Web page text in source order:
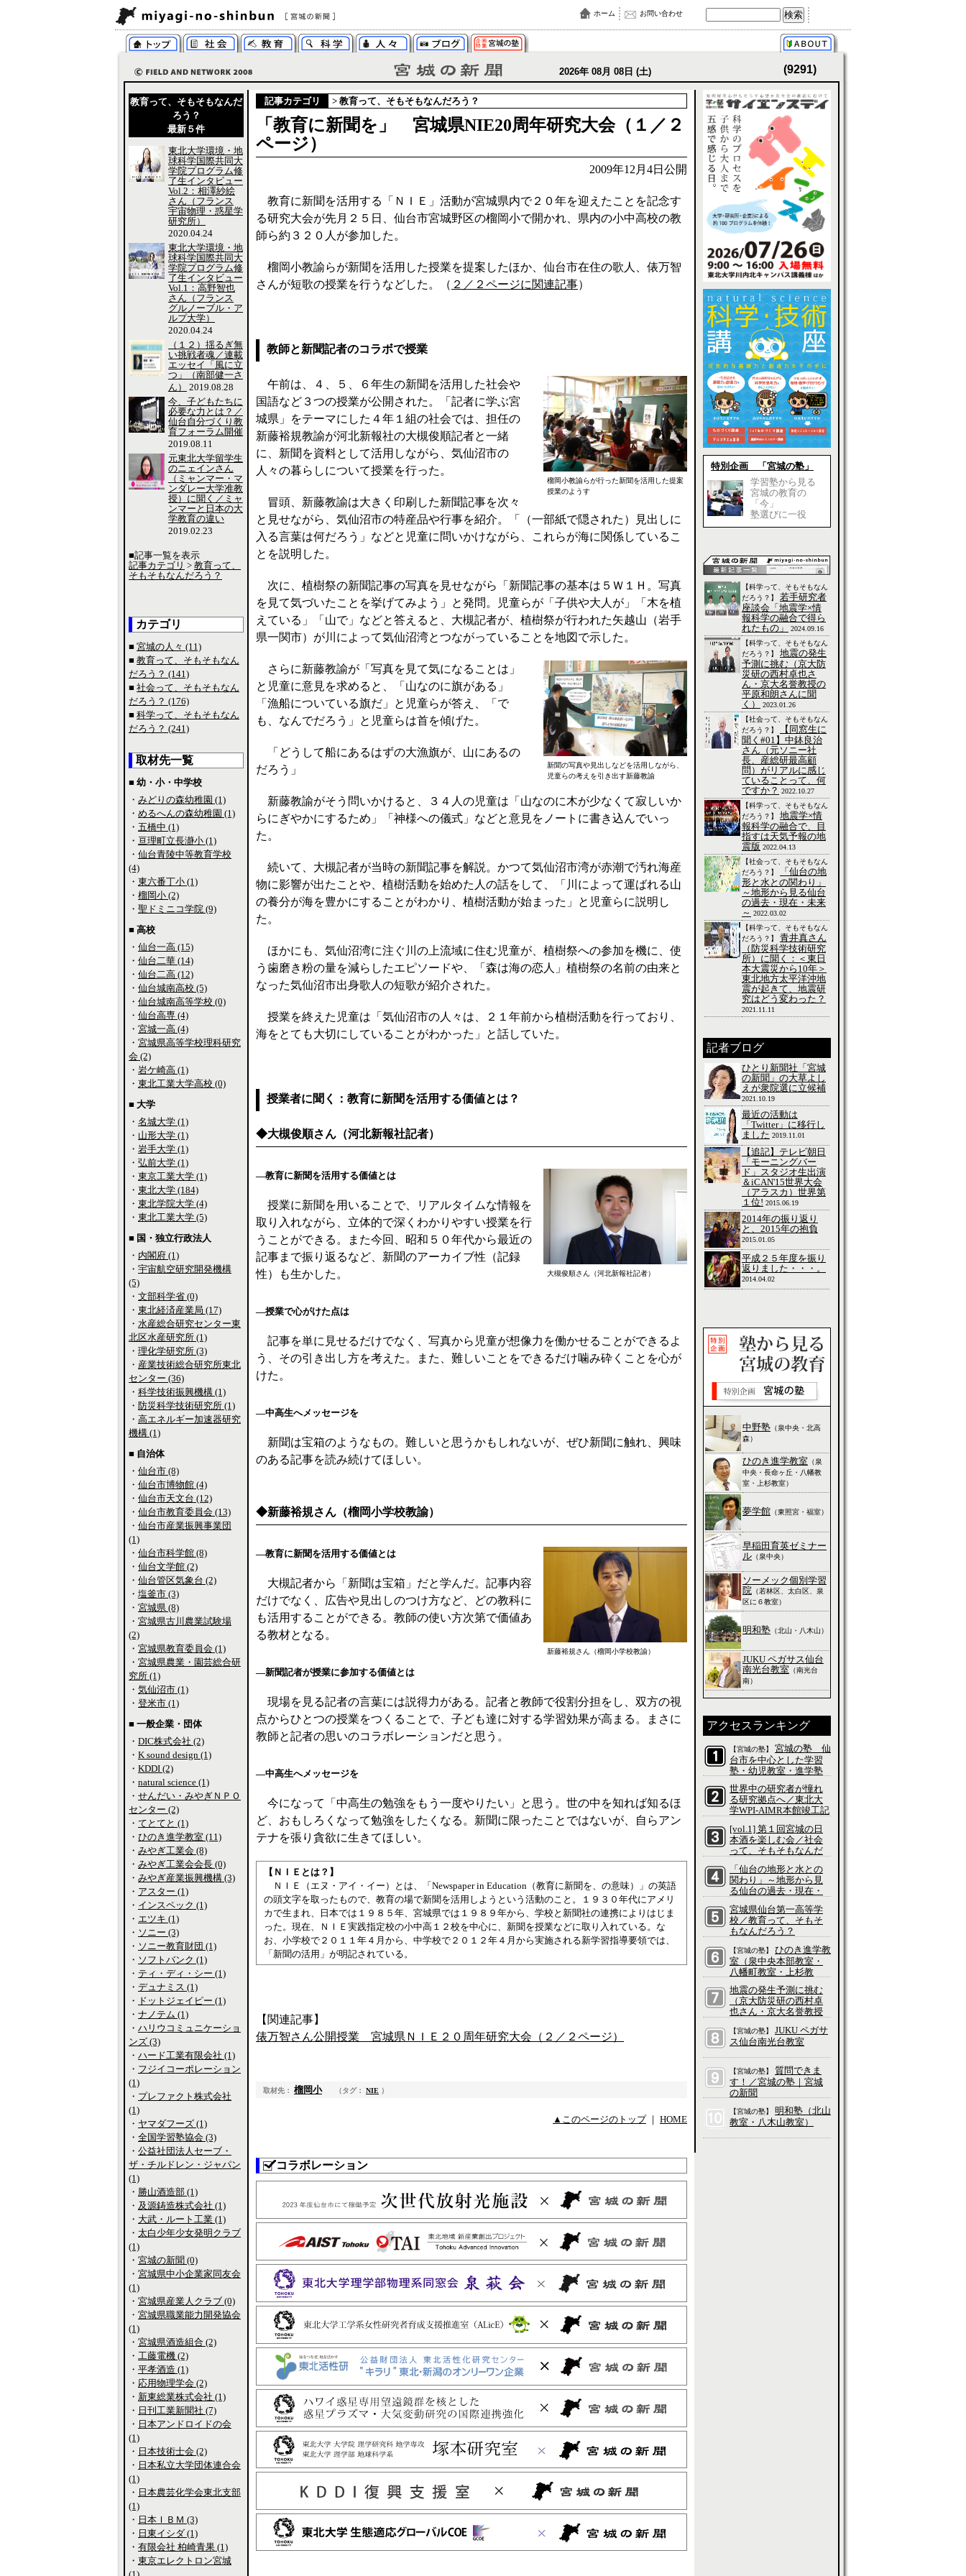
ホーム お問い合わせ
(9291)
2026年 08月 08日 (土)
記事カテゴリ > 教育って、そもそもなんだろう？
「教育に新聞を」 宮城県NIE20周年研究大会（１／２
ページ）
2009年12月4日公開
教育に新聞を活用する「ＮＩＥ」活動が宮城県内で２０年を迎えたことを記念す
る研究大会が先月２５日、仙台市宮城野区の榴岡小で開かれ、県内の小中高校の教
師ら約３２０人が参加した。
榴岡小教諭らが新聞を活用した授業を提案したほか、仙台市在住の歌人、俵万智
さんが短歌の授業を行うなどした。（ ２／２ページに関連記事）
教師と新聞記者のコラボで授業
榴岡小教諭らが行った新聞を活用した提案
授業のようす
午前は、４、５、６年生の新聞を活用した社会や
国語など３つの授業が公開された。「記者に学ぶ宮
城県」をテーマにした４年１組の社会では、担任の
新藤裕規教諭が河北新報社の大槻俊順記者と一緒
に、新聞を資料として活用しながら、気仙沼市の
人々の暮らしについて授業を行った。
冒頭、新藤教諭は大きく印刷した新聞記事を次々
と見せながら、気仙沼市の特産品や行事を紹介。「（一部紙で隠された）見出しに
入る言葉は何だろう」などと児童に問いかけながら、これらが海に関係しているこ
とを説明した。
次に、植樹祭の新聞記事の写真を見せながら「新聞記事の基本は５Ｗ１Ｈ。写真
を見て気づいたことを挙げてみよう」と発問。児童らが「子供や大人が」「木を植
えている」「山で」などと答えると、大槻記者が、植樹祭が行われた矢越山（岩手
県一関市）が川によって気仙沼湾とつながっていることを地図で示した。
新聞の写真や見出しなどを活用しながら、
児童らの考えを引き出す新藤教諭
さらに新藤教諭が「写真を見て気になることは」
と児童に意見を求めると、「山なのに旗がある」
「漁船についている旗だ」と児童らが答え、「で
も、なんでだろう」と児童らは首を傾げた。
「どうして船にあるはずの大漁旗が、山にあるの
だろう」
新藤教諭がそう問いかけると、３４人の児童は「山なのに木が少なくて寂しいか
らにぎやかにするため」「神様への儀式」などと意見をノートに書き込んでいっ
た。
続いて、大槻記者が当時の新聞記事を解説。かつて気仙沼市湾が赤潮で汚れ海産
物に影響が出たことや、植樹活動を始めた人の話をして、「川によって運ばれる山
の養分が海を豊かにすることがわかり、植樹活動が始まった」と児童らに説明し
た。
ほかにも、気仙沼湾に注ぐ川の上流域に住む児童が、植樹祭への参加を機に、使
う歯磨き粉の量を減らしたエピソードや、「森は海の恋人」植樹祭の名前の由来と
なった気仙沼市出身歌人の短歌が紹介された。
授業を終えた児童は「気仙沼市の人々は、２１年前から植樹活動を行っており、
海をとても大切にしていることがわかった」と話していた。
授業者に聞く：教育に新聞を活用する価値とは？
◆大槻俊順さん（河北新報社記者）
大槻俊順さん（河北新報社記者）
―教育に新聞を活用する価値とは
授業に新聞を用いることで、リアルタイムな情報を
取り入れながら、立体的で深くわかりやすい授業を行
うことができる。また今回、昭和５０年代から最近の
記事まで振り返るなど、新聞のアーカイブ性（記録
性）も生かした。
―授業で心がけた点は
記事を単に見せるだけでなく、写真から児童が想像力を働かせることができるよ
う、その引き出し方を考えた。また、難しいことをできるだけ噛み砕くことを心が
けた。
―中高生へメッセージを
新聞は宝箱のようなもの。難しいと思うかもしれないが、ぜひ新聞に触れ、興味
のある記事を読み続けてほしい。
◆新藤裕規さん（榴岡小学校教諭）
新藤裕規さん（榴岡小学校教諭）
―教育に新聞を活用する価値とは
大槻記者から「新聞は宝箱」だと学んだ。記事内容
だけでなく、広告や見出しのつけ方など、どの教科に
も活用することができる。教師の使い方次第で価値あ
る教材となる。
―新聞記者が授業に参加する価値とは
現場を見る記者の言葉には説得力がある。記者と教師で役割分担をし、双方の視
点からひとつの授業をつくることで、子ども達に対する学習効果が高まる。まさに
教師と記者の思いのコラボレーションだと思う。
―中高生へメッセージを
今になって「中高生の勉強をもう一度やりたい」と思う。世の中を知れば知るほ
ど、おもしろくなって勉強をしたくなる。新聞に限ったことではないが、自らアン
テナを張り貪欲に生きてほしい。
【ＮＩＥとは？】
ＮＩＥ（エヌ・アイ・イー）とは、「Newspaper in Education（教育に新聞を、の意味）」の英語
の頭文字を取ったもので、教育の場で新聞を活用しようという活動のこと。１９３０年代にアメリ
カで生まれ、日本では１９８５年、宮城県では１９８９年から、学校と新聞社の連携によりはじま
った。現在、ＮＩＥ実践指定校の小中高１２校を中心に、新聞を授業などに取り入れている。な
お、小学校で２０１１年４月から、中学校で２０１２年４月から実施される新学習指導要領では、
「新聞の活用」が明記されている。
【関連記事】
俵万智さん公開授業 宮城県ＮＩＥ２０周年研究大会（２／２ページ）
取材先： 榴岡小 （タグ： NIE ）
▲このページのトップ｜ HOME
コラボレーション
教育って、そもそもなんだ
ろう？
最新５件
東北大学環境・地
球科学国際共同大
学院プログラム修
了生インタビュー
Vol.2：相澤紗絵
さん（フランス
宇宙物理・惑星学
研究所）
2020.04.24
東北大学環境・地
球科学国際共同大
学院プログラム修
了生インタビュー
Vol.1：高野智也
さん（フランス
グルノーブル・ア
ルプ大学）
2020.04.24
（１２）揺るぎ無
い挑戦者魂／連載
エッセイ「風に立
つ」（南部健一さ
ん）
2019.08.28
今、子どもたちに
必要な力とは？／
仙台自分づくり教
育フォーラム開催
2019.08.11
元東北大学留学生
のニェインさん
（ミャンマー・マ
ンダレー大学准教
授）に聞く／ミャ
ンマーと日本の大
学教育の違い
2019.02.23
■記事一覧を表示
記事カテゴリ > 教育って、
そもそもなんだろう？
カテゴリ
■ 宮城の人々 (11)
■ 教育って、そもそもなん
だろう？ (141)
■ 社会って、そもそもなん
だろう？ (176)
■ 科学って、そもそもなん
だろう？ (241)
取材先一覧
■ 幼・小・中学校
・ みどりの森幼稚園 (1)
・ めるへんの森幼稚園 (1)
・ 五橋中 (1)
・ 亘理町立長瀞小 (1)
・ 仙台青陵中等教育学校
(4)
・ 東六番丁小 (1)
・ 榴岡小 (2)
・ 聖ドミニコ学院 (9)
■ 高校
・ 仙台一高 (15)
・ 仙台二華 (14)
・ 仙台二高 (12)
・ 仙台城南高校 (5)
・ 仙台城南高等学校 (0)
・ 仙台高専 (4)
・ 宮城一高 (4)
・ 宮城県高等学校理科研究
会 (2)
・ 岩ケ崎高 (1)
・ 東北工業大学高校 (0)
■ 大学
・ 名城大学 (1)
・ 山形大学 (1)
・ 岩手大学 (1)
・ 弘前大学 (1)
・ 東京工業大学 (1)
・ 東北大学 (184)
・ 東北学院大学 (4)
・ 東北工業大学 (5)
■ 国・独立行政法人
・ 内閣府 (1)
・ 宇宙航空研究開発機構
(5)
・ 文部科学省 (0)
・ 東北経済産業局 (17)
・ 水産総合研究センター東
北区水産研究所 (1)
・ 理化学研究所 (3)
・ 産業技術総合研究所東北
センター (36)
・ 科学技術振興機構 (1)
・ 防災科学技術研究所 (1)
・ 高エネルギー加速器研究
機構 (1)
■ 自治体
・ 仙台市 (8)
・ 仙台市博物館 (4)
・ 仙台市天文台 (12)
・ 仙台市教育委員会 (13)
・ 仙台市産業振興事業団
(1)
・ 仙台市科学館 (8)
・ 仙台文学館 (2)
・ 仙台管区気象台 (2)
・ 塩釜市 (3)
・ 宮城県 (8)
・ 宮城県古川農業試験場
(2)
・ 宮城県教育委員会 (1)
・ 宮城県農業・園芸総合研
究所 (1)
・ 気仙沼市 (1)
・ 登米市 (1)
■ 一般企業・団体
・ DIC株式会社 (2)
・ K sound design (1)
・ KDDI (2)
・ natural science (1)
・ せんだい・みやぎＮＰＯ
センター (2)
・ てとてと (1)
・ ひのき進学教室 (11)
・ みやぎ工業会 (8)
・ みやぎ工業会会長 (0)
・ みやぎ産業振興機構 (3)
・ アスター (1)
・ インスペック (1)
・ エツキ (1)
・ ソニー (3)
・ ソニー教育財団 (1)
・ ソフトバンク (1)
・ ティ・ディ・シー (1)
・ デュナミス (1)
・ ドットジェイピー (1)
・ ナノテム (1)
・ ハリウコミュニケーショ
ンズ (3)
・ ハード工業有限会社 (1)
・ フジイコーポレーション
(1)
・ プレファクト株式会社
(1)
・ ヤマダフーズ (1)
・ 全国学習塾協会 (3)
・ 公益社団法人セーブ・
ザ・チルドレン・ジャパン
(1)
・ 勝山酒造部 (1)
・ 及源鋳造株式会社 (1)
・ 大武・ルート工業 (1)
・ 太白少年少女発明クラブ
(1)
・ 宮城の新聞 (0)
・ 宮城県中小企業家同友会
(1)
・ 宮城県産業人クラブ (0)
・ 宮城県職業能力開発協会
(1)
・ 宮城県酒造組合 (2)
・ 工藤電機 (2)
・ 平孝酒造 (1)
・ 応用物理学会 (2)
・ 新東総業株式会社 (1)
・ 日刊工業新聞社 (7)
・ 日本アンドロイドの会
(1)
・ 日本技術士会 (2)
・ 日本私立大学団体連合会
(1)
・ 日本農芸化学会東北支部
(1)
・ 日本ＩＢＭ (3)
・ 日東イシダ (1)
・ 有限会社 柏崎青果 (1)
・ 東京エレクトロン宮城
特別企画 「宮城の塾」
学習塾から見る
宮城の教育の
「今」
塾選びに一役
【科学って、そもそもなん
だろう？】 若手研究者
座談会「地震学×情
報科学の融合で得ら
れたもの」
2024.09.16
【科学って、そもそもなん
だろう？】 地震の発生
予測に挑む（京大防
災研の西村卓也さ
ん・京大名誉教授の
平原和朗さんに聞
く）
2023.01.26
【社会って、そもそもなん
だろう？】
【同窓生に
聞く#01】中鉢良治
さん（元ソニー社
長、産総研最高顧
問）がリアルに感じ
ていることって、何
ですか？ 2022.10.27
【科学って、そもそもなん
だろう？】 地震学×情
報科学の融合で、目
指すは天気予報の地
震版 2022.04.13
【社会って、そもそもなん
だろう？】
「仙台の地
形と水との関わり」
～地形から見る仙台
の過去・現在・未来
～ 2022.03.02
【科学って、そもそもなん
だろう？】 青井真さん
（防災科学技術研究
所）に聞く：＜東日
本大震災から10年＞
東北地方太平洋沖地
震が起きて、地震研
究はどう変わった？
2021.11.11
記者ブログ
ひとり新聞社「宮城
の新聞」の大草よし
えが衆院選に立候補
2021.10.19
最近の活動は
「Twitter」に移行し
ました 2019.11.01
【追記】テレビ朝日
「モーニングバー
ド」スタジオ生出演
＆iCAN'15世界大会
（アラスカ）世界第
１位! 2015.06.19
2014年の振り返り
と、2015年の抱負
2015.01.05
平成２５年度を振り
返りました・・・。
2014.04.02
中野塾 （泉中央・北高
森）
ひのき進学教室 （泉
中央・長命ヶ丘・八幡教
室・上杉教室）
夢学館 （東照宮・福室）
早稲田育英ゼミナー
ル （泉中央）
ソーメック個別学習
院 （若林区、太白区、泉
区に６教室）
明和塾 （北山・八木山）
JUKU ペガサス仙台
南光台教室 （南光台
南）
アクセスランキング
【宮城の塾】
宮城の塾 仙
台市を中心とした学習
塾・幼児教室・進学塾
の特集
世界中の研究者が憧れ
る研究拠点へ／東北大
学WPI-AIMR本館竣工記
もそもなんだろう？
[vol.1] 第１回宮城の日
本酒を楽しむ会／社会
って、そもそもなんだ
「仙台の地形と水との
関わり」～地形から見
る仙台の過去・現在・
もそもなんだろう？
宮城県仙台第一高等学
校／教育って、そもそ
もなんだろう？
【宮城の塾】
ひのき進学教
室（泉中央本部教室・
八幡町教室・上杉教
室・五橋教室・長町教
室・愛子教室・吉成教
室・大和町教室、他）
地震の発生予測に挑む
（京大防災研の西村卓
也さん・京大名誉教授
く）／科学って、そも
そもなんだろう？
【宮城の塾】
JUKU ペガサ
ス仙台南光台教室
【宮城の塾】
質問できま
す！／宮城の塾｜宮城
の新聞
【宮城の塾】
明和塾（北山
教室・八木山教室）